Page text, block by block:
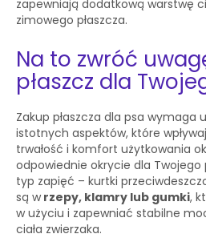
zapewniają dodatkową warstwę
zimowego płaszcza.
Na to zwróć
płaszcz dla
Zakup płaszcza dla psa wymaga
istotnych aspektów, które
trwałość i komfort użytkowania
odpowiednie okrycie dla Twojego
typ zapięć – kurtki
są wrzepy, klamry lub gumki,
w użyciu i zapewniać stabilne
ciała zwierzaka.